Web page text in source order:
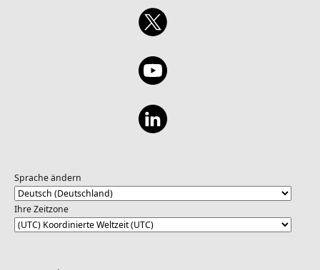
Sprache ändern
Ihre Zeitzone